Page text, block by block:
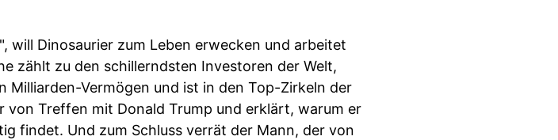
Dinosaurier zum Leben erwecken und arbeitet
zählt zu den schillerndsten Investoren der Welt,
Vermögen und ist in den Top-Zirkeln der
von Treffen mit Donald Trump und erklärt, warum er
findet. Und zum Schluss verrät der Mann, der von